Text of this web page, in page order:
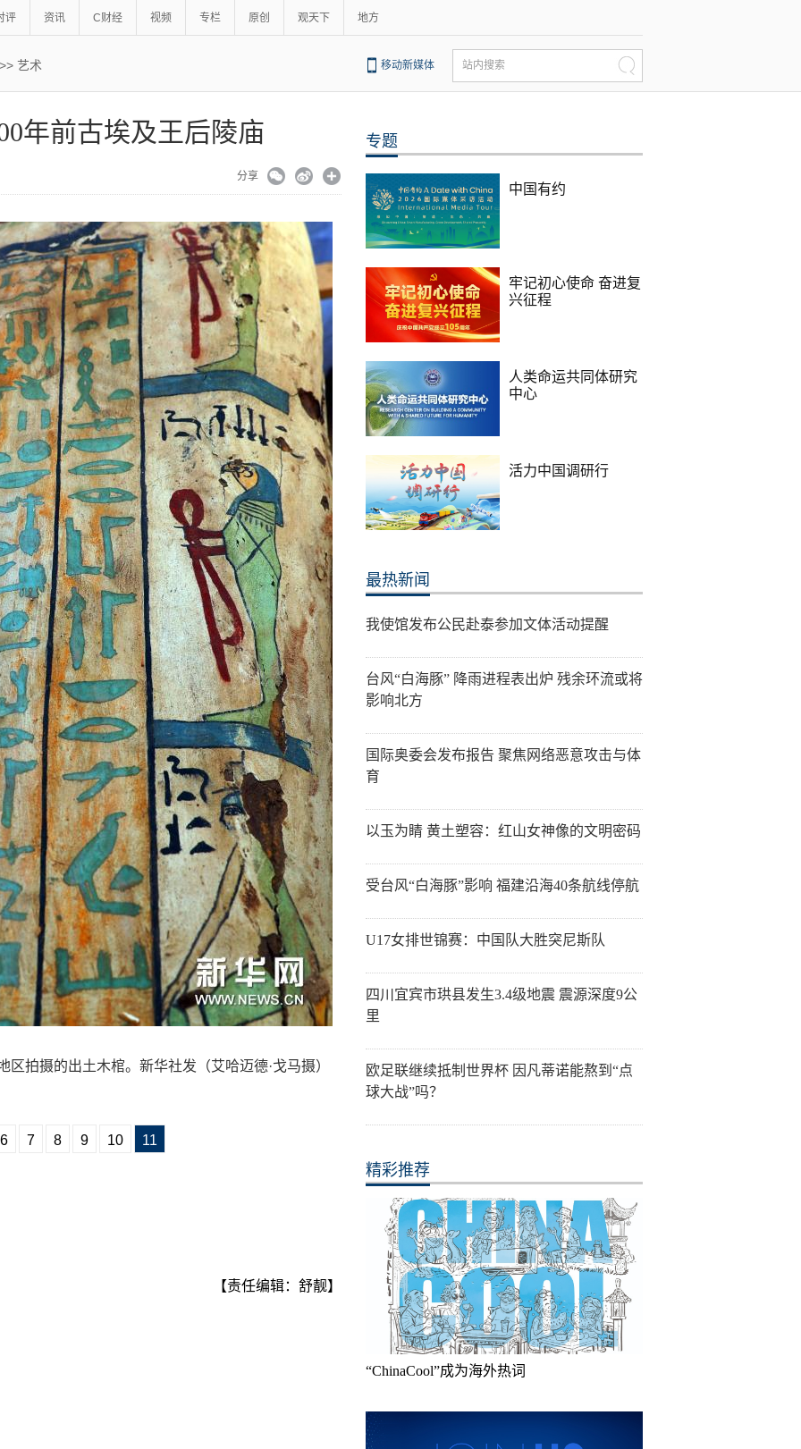
评 资讯 C财经 视频 专栏 原创 观天下 地方
>> 艺术 移动新媒体 站内搜索
年前古埃及王后陵庙
分享
拍摄的出土木棺。新华社发（艾哈迈德·戈马摄）
6 7 8 9 10 11
【责任编辑：舒靓】
专题
中国有约
牢记初心使命 奋进复
兴征程
人类命运共同体研究
中心
活力中国调研行
最热新闻
我使馆发布公民赴泰参加文体活动提醒
台风“白海豚” 降雨进程表出炉 残余环流或将
影响北方
国际奥委会发布报告 聚焦网络恶意攻击与体
育
以玉为睛 黄土塑容：红山女神像的文明密码
受台风“白海豚”影响 福建沿海40条航线停航
U17女排世锦赛：中国队大胜突尼斯队
四川宜宾市珙县发生3.4级地震 震源深度9公
里
欧足联继续抵制世界杯 因凡蒂诺能熬到“点
球大战”吗？
精彩推荐
“ChinaCool”成为海外热词